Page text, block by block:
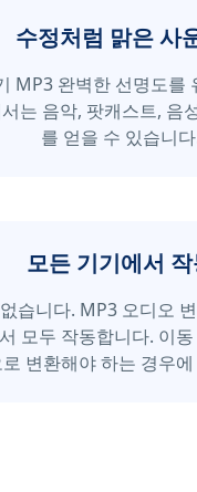
수정처럼 맑은 사
MP3 완벽한 선명도를
는 음악, 팟캐스트, 음
를 얻을 수 있습니
모든 기기에서
습니다. MP3 오디오
모두 작동합니다. 이
변환해야 하는 경우